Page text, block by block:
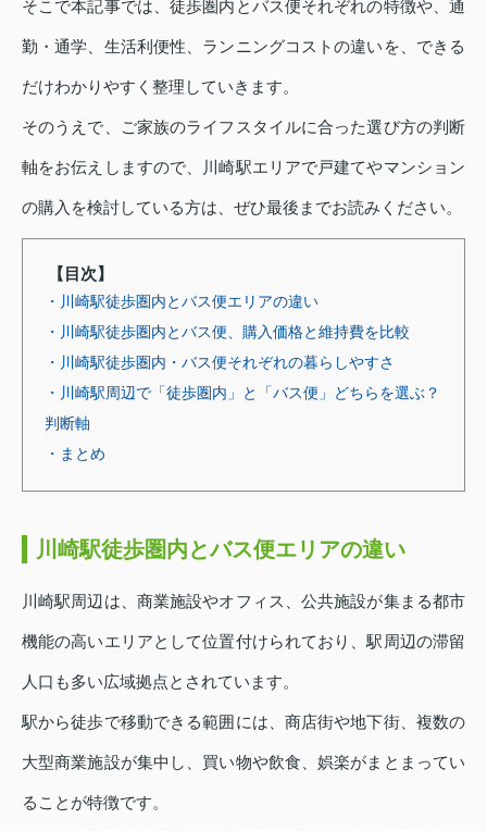
そこで本記事では、徒歩圏内とバス便それぞれの特徴や、通
勤・通学、生活利便性、ランニングコストの違いを、できる
だけわかりやすく整理していきます。
そのうえで、ご家族のライフスタイルに合った選び方の判断
軸をお伝えしますので、川崎駅エリアで戸建てやマンション
の購入を検討している方は、ぜひ最後までお読みください。
【目次】
・川崎駅徒歩圏内とバス便エリアの違い
・川崎駅徒歩圏内とバス便、購入価格と維持費を比較
・川崎駅徒歩圏内・バス便それぞれの暮らしやすさ
・川崎駅周辺で「徒歩圏内」と「バス便」どちらを選ぶ？
判断軸
・まとめ
川崎駅徒歩圏内とバス便エリアの違い
川崎駅周辺は、商業施設やオフィス、公共施設が集まる都市
機能の高いエリアとして位置付けられており、駅周辺の滞留
人口も多い広域拠点とされています。
駅から徒歩で移動できる範囲には、商店街や地下街、複数の
大型商業施設が集中し、買い物や飲食、娯楽がまとまってい
ることが特徴です。